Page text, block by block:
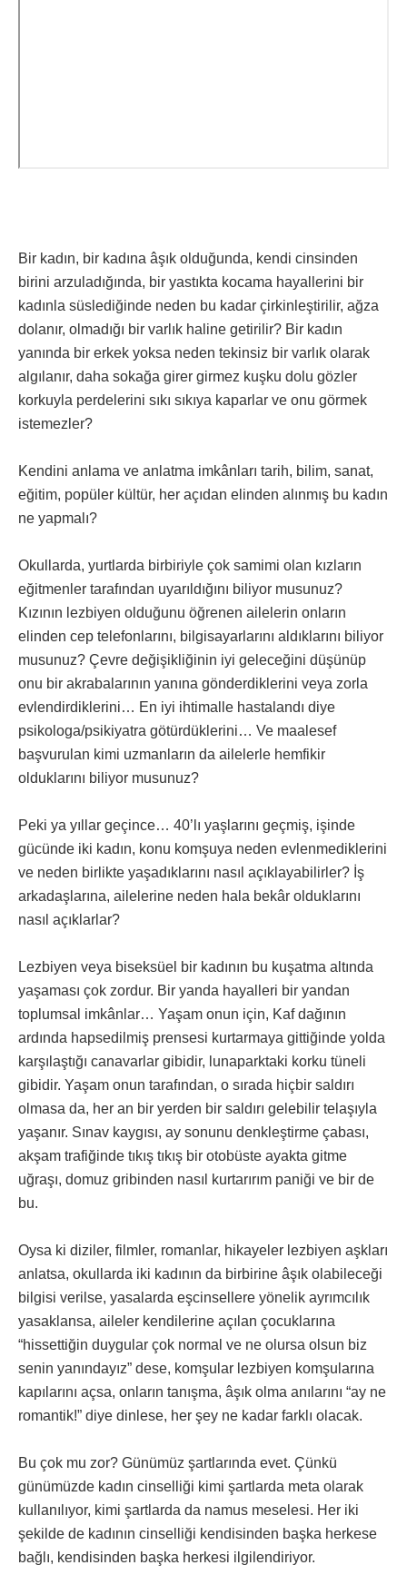
Bir kadın, bir kadına âşık olduğunda, kendi cinsinden
birini arzuladığında, bir yastıkta kocama hayallerini bir
kadınla süslediğinde neden bu kadar çirkinleştirilir, ağza
dolanır, olmadığı bir varlık haline getirilir? Bir kadın
yanında bir erkek yoksa neden tekinsiz bir varlık olarak
algılanır, daha sokağa girer girmez kuşku dolu gözler
korkuyla perdelerini sıkı sıkıya kaparlar ve onu görmek
istemezler?
Kendini anlama ve anlatma imkânları tarih, bilim, sanat,
eğitim, popüler kültür, her açıdan elinden alınmış bu kadın
ne yapmalı?
Okullarda, yurtlarda birbiriyle çok samimi olan kızların
eğitmenler tarafından uyarıldığını biliyor musunuz?
Kızının lezbiyen olduğunu öğrenen ailelerin onların
elinden cep telefonlarını, bilgisayarlarını aldıklarını biliyor
musunuz? Çevre değişikliğinin iyi geleceğini düşünüp
onu bir akrabalarının yanına gönderdiklerini veya zorla
evlendirdiklerini… En iyi ihtimalle hastalandı diye
psikologa/psikiyatra götürdüklerini… Ve maalesef
başvurulan kimi uzmanların da ailelerle hemfikir
olduklarını biliyor musunuz?
Peki ya yıllar geçince… 40’lı yaşlarını geçmiş, işinde
gücünde iki kadın, konu komşuya neden evlenmediklerini
ve neden birlikte yaşadıklarını nasıl açıklayabilirler? İş
arkadaşlarına, ailelerine neden hala bekâr olduklarını
nasıl açıklarlar?
Lezbiyen veya biseksüel bir kadının bu kuşatma altında
yaşaması çok zordur. Bir yanda hayalleri bir yandan
toplumsal imkânlar… Yaşam onun için, Kaf dağının
ardında hapsedilmiş prensesi kurtarmaya gittiğinde yolda
karşılaştığı canavarlar gibidir, lunaparktaki korku tüneli
gibidir. Yaşam onun tarafından, o sırada hiçbir saldırı
olmasa da, her an bir yerden bir saldırı gelebilir telaşıyla
yaşanır. Sınav kaygısı, ay sonunu denkleştirme çabası,
akşam trafiğinde tıkış tıkış bir otobüste ayakta gitme
uğraşı, domuz gribinden nasıl kurtarırım paniği ve bir de
bu.
Oysa ki diziler, filmler, romanlar, hikayeler lezbiyen aşkları
anlatsa, okullarda iki kadının da birbirine âşık olabileceği
bilgisi verilse, yasalarda eşcinsellere yönelik ayrımcılık
yasaklansa, aileler kendilerine açılan çocuklarına
“hissettiğin duygular çok normal ve ne olursa olsun biz
senin yanındayız” dese, komşular lezbiyen komşularına
kapılarını açsa, onların tanışma, âşık olma anılarını “ay ne
romantik!” diye dinlese, her şey ne kadar farklı olacak.
Bu çok mu zor? Günümüz şartlarında evet. Çünkü
günümüzde kadın cinselliği kimi şartlarda meta olarak
kullanılıyor, kimi şartlarda da namus meselesi. Her iki
şekilde de kadının cinselliği kendisinden başka herkese
bağlı, kendisinden başka herkesi ilgilendiriyor.